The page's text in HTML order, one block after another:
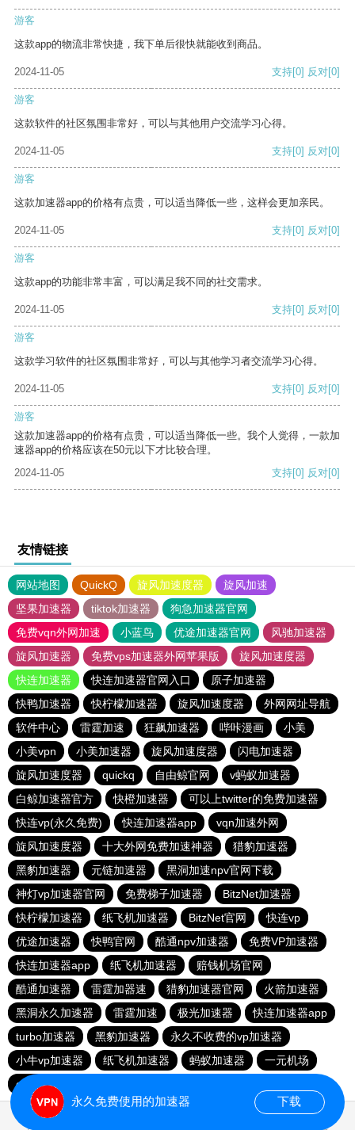
游客
这款app的物流非常快捷，我下单后很快就能收到商品。
2024-11-05 支持[0] 反对[0]
游客
这款软件的社区氛围非常好，可以与其他用户交流学习心得。
2024-11-05 支持[0] 反对[0]
游客
这款加速器app的价格有点贵，可以适当降低一些，这样会更加亲民。
2024-11-05 支持[0] 反对[0]
游客
这款app的功能非常丰富，可以满足我不同的社交需求。
2024-11-05 支持[0] 反对[0]
游客
这款学习软件的社区氛围非常好，可以与其他学习者交流学习心得。
2024-11-05 支持[0] 反对[0]
游客
这款加速器app的价格有点贵，可以适当降低一些。我个人觉得，一款加
速器app的价格应该在50元以下才比较合理。
2024-11-05
支持[0] 反对[0]
友情链接
网站地图 QuickQ 旋风加速度器
旋风加速
坚果加速器
tiktok加速器
狗急加速器官网
免费vqn外网加速
小蓝鸟 优途加速器官网
风驰加速器
旋风加速器
免费vps加速器外网苹果版
旋风加速度器
快连加速器
快连加速器官网入口
原子加速器
快鸭加速器
快柠檬加速器 旋风加速度器
外网网址导航
软件中心
雷霆加速 狂飙加速器 哔咔漫画
小美
小美vpn
小美加速器 旋风加速度器
闪电加速器
旋风加速度器
quickq 自由鲸官网
v蚂蚁加速器
白鲸加速器官方
快橙加速器
可以上twitter的免费加速器
快连vp(永久免费)
快连加速器app
vqn加速外网
旋风加速度器
十大外网免费加速神器
猎豹加速器
黑豹加速器
元链加速器
黑洞加速npv官网下载
神灯vp加速器官网
免费梯子加速器
BitzNet加速器
快柠檬加速器
纸飞机加速器 BitzNet官网
快连vp
优途加速器
快鸭官网 酷通npv加速器
免费VP加速器
快连加速器app
纸飞机加速器
赔钱机场官网
酷通加速器
雷霆加器速 猎豹加速器官网
火箭加速器
黑洞永久加速器
雷霆加速 极光加速器
快连加速器app
turbo加速器
黑豹加速器
永久不收费的vp加速器
小牛vp加速器
纸飞机加速器 蚂蚁加速器
一元机场
outline
永久免费使用的加速器 下载